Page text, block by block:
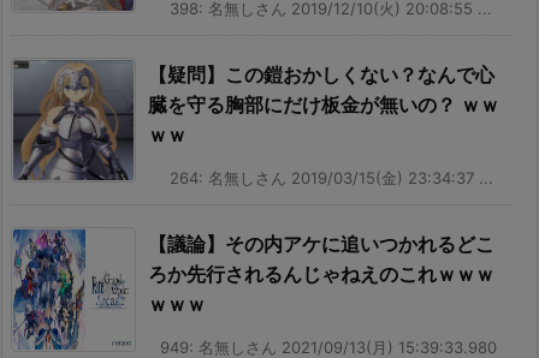
398: 名無しさん 2019/12/10(火) 20:08:55 ...
【疑問】この鎧おかしくない？なんで心
臓を守る胸部にだけ板金が無いの？ ｗｗ
ｗｗ
264: 名無しさん 2019/03/15(金) 23:34:37 ...
【議論】その内アケに追いつかれるどこ
ろか先行されるんじゃねえのこれｗｗｗ
ｗｗｗ
949: 名無しさん 2021/09/13(月) 15:39:33.980